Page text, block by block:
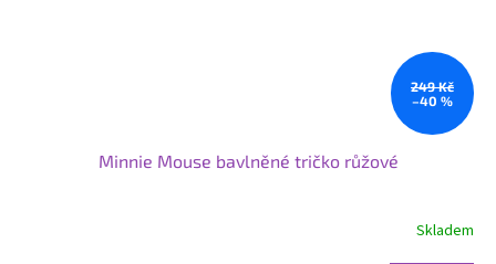
249 Kč
–40 %
Minnie Mouse bavlněné tričko růžové
Skladem